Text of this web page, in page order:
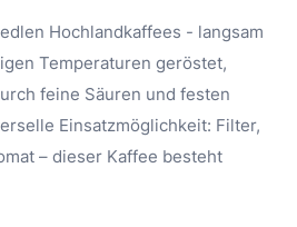
Hochlandkaffees - langsam
Temperaturen geröstet,
feine Säuren und festen
Einsatzmöglichkeit: Filter,
– dieser Kaffee besteht